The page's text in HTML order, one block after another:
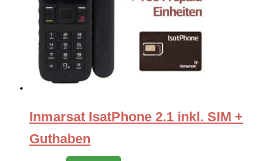
Inmarsat IsatPhone 2.1 inkl. SIM +
Guthaben